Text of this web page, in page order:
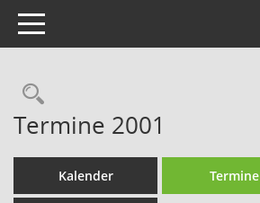
Toggle navigation
Rechercheauswahl
Termine 2001
Kalender Termine